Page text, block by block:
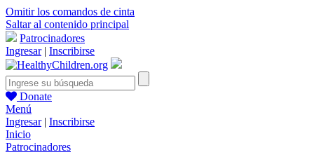
Omitir los comandos de cinta
Saltar al contenido principal
Patrocinadores
Ingresar| Inscribirse
Donate
Menú
Ingresar| Inscribirse
Inicio
Patrocinadores